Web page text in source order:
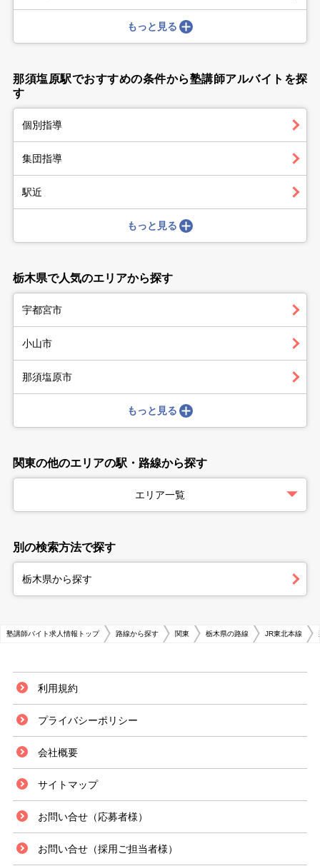
もっと見る
那須塩原駅でおすすめの条件から塾講師アルバイトを探
す
個別指導
集団指導
駅近
もっと見る
栃木県で人気のエリアから探す
宇都宮市
小山市
那須塩原市
もっと見る
関東の他のエリアの駅・路線から探す
エリア一覧
別の検索方法で探す
栃木県から探す
塾講師バイト求人情報トップ 路線から探す 関東 栃木県の路線 JR東北本線
利用規約
プライバシーポリシー
会社概要
サイトマップ
お問い合せ（応募者様）
お問い合せ（採用ご担当者様）